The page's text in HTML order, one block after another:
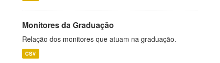
Monitores da Graduação
Relação dos monitores que atuam na graduação.
CSV